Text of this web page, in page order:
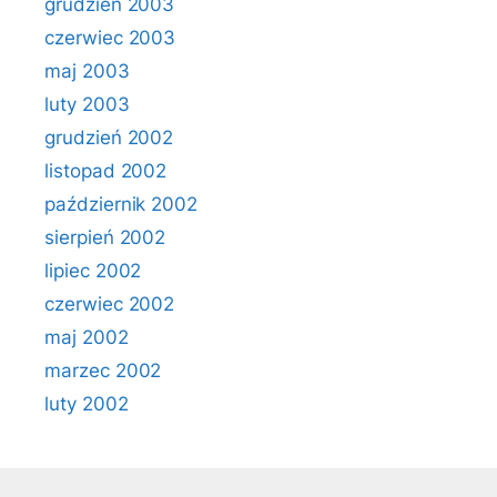
grudzień 2003
czerwiec 2003
maj 2003
luty 2003
grudzień 2002
listopad 2002
październik 2002
sierpień 2002
lipiec 2002
czerwiec 2002
maj 2002
marzec 2002
luty 2002